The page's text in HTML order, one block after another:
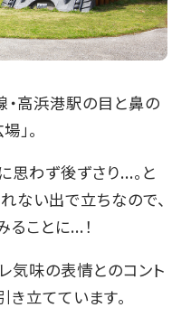
高浜港駅の目と鼻の
」。
わず後ずさり...。と
ない出で立ちなので、
ことに...！
気味の表情とのコント
き立てています。